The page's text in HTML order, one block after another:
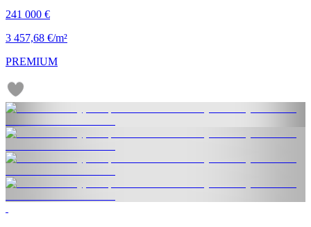
241 000 €
3 457,68 €/m²
PREMIUM